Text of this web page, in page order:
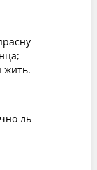
жить.
ль